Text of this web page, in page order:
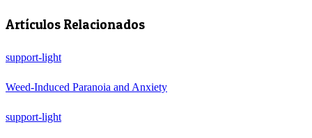
Artículos Relacionados
support-light
Weed-Induced Paranoia and Anxiety
support-light